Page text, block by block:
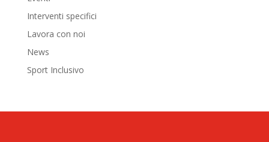
Interventi specifici
Lavora con noi
News
Sport Inclusivo